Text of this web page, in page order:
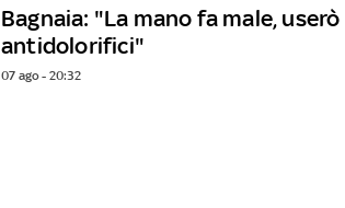
Bagnaia: "La mano fa male, userò
antidolorifici"
07 ago - 20:32